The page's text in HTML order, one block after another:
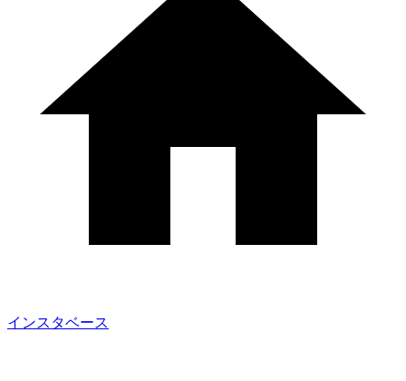
インスタベース